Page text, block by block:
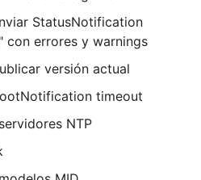
StatusNotification
con errores y warnings
versión actual
timeout
NTP